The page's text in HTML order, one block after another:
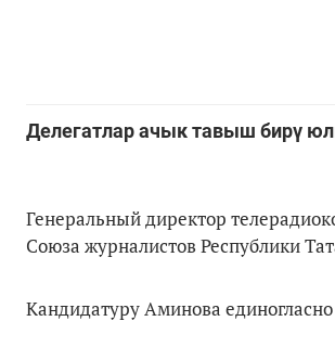
Делегатлар ачык тавыш бирү
Генеральный директор
Союза журналистов Республики
Кандидатуру Аминова